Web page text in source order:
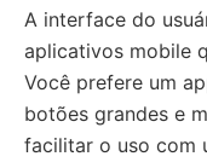
A interface do
aplicativos mobile
Você prefere um
botões grandes e
facilitar o uso com